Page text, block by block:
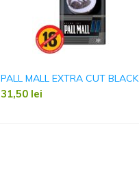
PALL MALL EXTRA CUT BLACK
31,50 lei